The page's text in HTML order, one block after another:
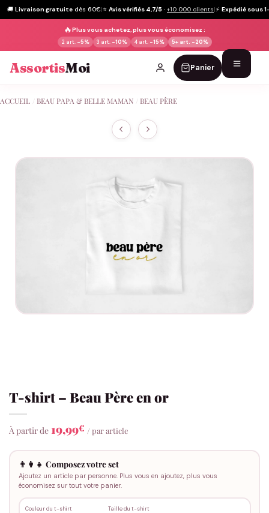
🚚 Livraison gratuite dès 60€|⭐ Avis vérifiés 4,7/5 · +10 000 clients|⚡ Expédié sous
🔥Plus vous achetez, plus vous économisez :
2 art. -5% 3 art. -10% 4 art. -15% 5+ art. -20%
AssortisMoi Panier
au
ACCUEIL BEAU PAPA & BELLE MAMAN BEAU PÈRE
T-shirt – Beau Père en or
À partir de 19,99€ / par article
👨‍👩‍👧 Composez votre set
Ajoutez un article par personne. Plus vous en ajoutez, plus vous
économisez sur tout votre panier.
Couleur du t-shirt Taille du t-shirt